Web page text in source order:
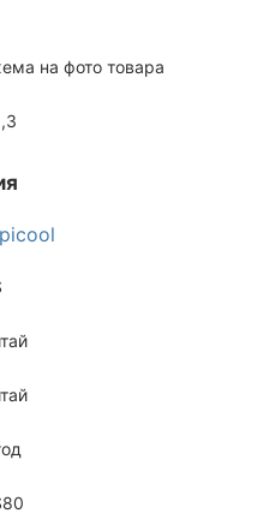
на фото товара